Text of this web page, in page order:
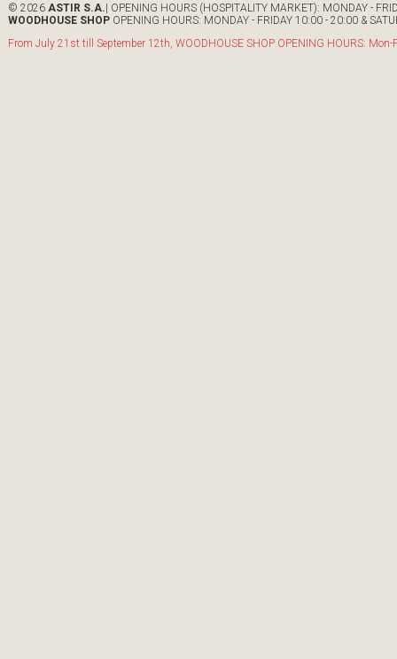
© 2026 ASTIR S.A.| OPENING HOURS (HOSPITALITY MARKET): MONDAY -
WOODHOUSE SHOPOPENING HOURS: MONDAY - FRIDAY 10:00 - 20:00 &
From July 21st till September 12th, WOODHOUSE SHOP OPENING HOURS: